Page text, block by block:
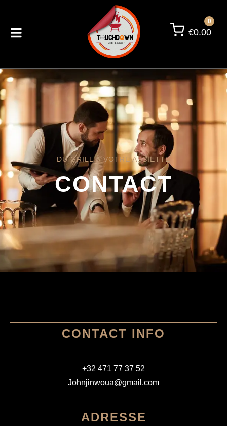
0
€0.00
DU GRILL À VOTRE ASSIETTE
CONTACT
CONTACT INFO
+32 471 77 37 52
Johnjinwoua@gmail.com
ADRESSE